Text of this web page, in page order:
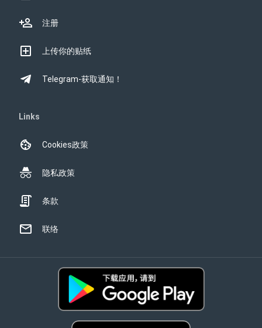
注册
上传你的贴纸
Telegram-获取通知！
Links
Cookies政策
隐私政策
条款
联络